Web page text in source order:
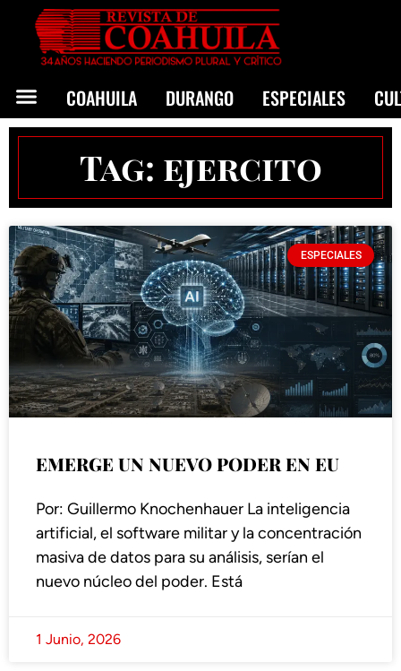
COAHUILA DURANGO ESPECIALES
Tag: ejercito
ESPECIALES
EMERGE UN NUEVO PODER EN EU
Por: Guillermo Knochenhauer La inteligencia
artificial, el software militar y la concentración
masiva de datos para su análisis, serían el
nuevo núcleo del poder. Está
1 Junio, 2026